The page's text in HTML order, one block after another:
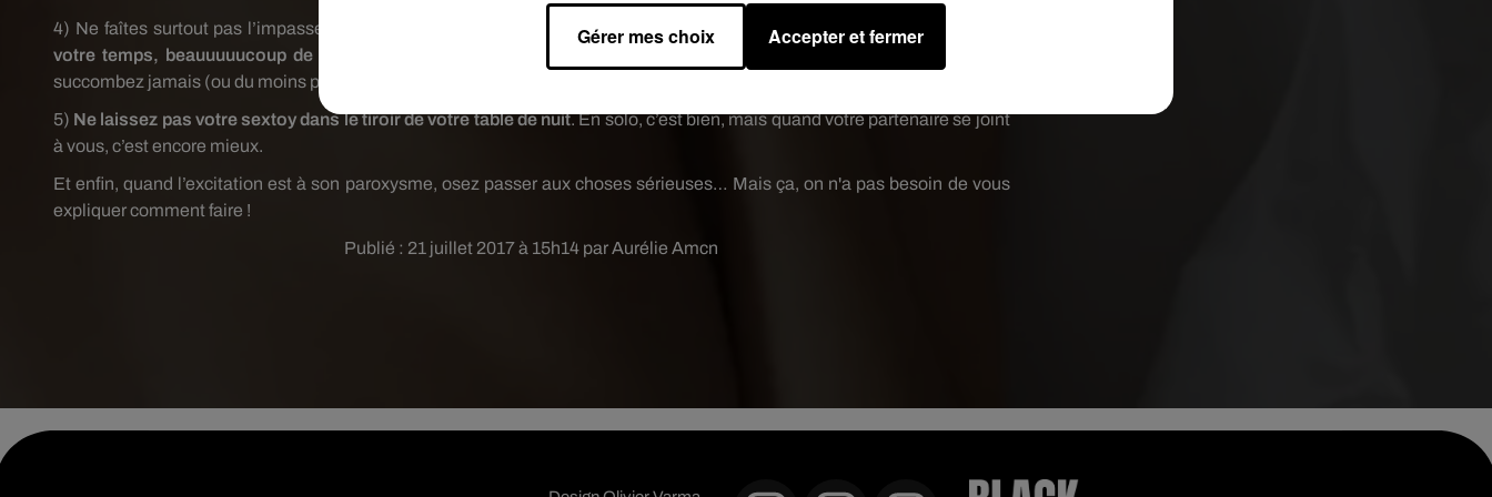
Publié : 21 juillet 2017 à 15h14 par Aurélie Amcn
4) Ne faîtes surtout pas l’impasse sur les préliminaires, c’est quand même la base de tout rapport sexuel.
votre temps, beauuuuucoup de temps, pour des caresses
succombez jamais (ou du moins pas tout de suite) à l’envie d’aller plus loin...
5) Ne laissez pas votre sextoy dans le tiroir de votre table de nuit. En solo, c’est bien, mais quand votre partenaire se joint
à vous, c’est encore mieux.
Et enfin, quand l’excitation est à son paroxysme, osez passer aux choses sérieuses… Mais ça, on n'a pas besoin de vous
expliquer comment faire !
Gérer mes choix Accepter et fermer